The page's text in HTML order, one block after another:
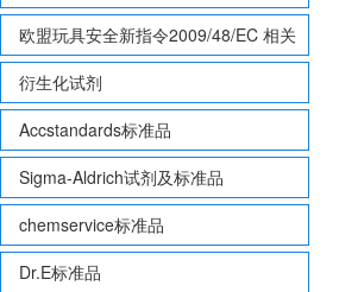
欧盟玩具安全新指令2009/48/EC 相关
致敏性香味剂标准品
衍生化试剂
Accstandards标准品
Sigma-Aldrich试剂及标准品
chemservice标准品
Dr.E标准品